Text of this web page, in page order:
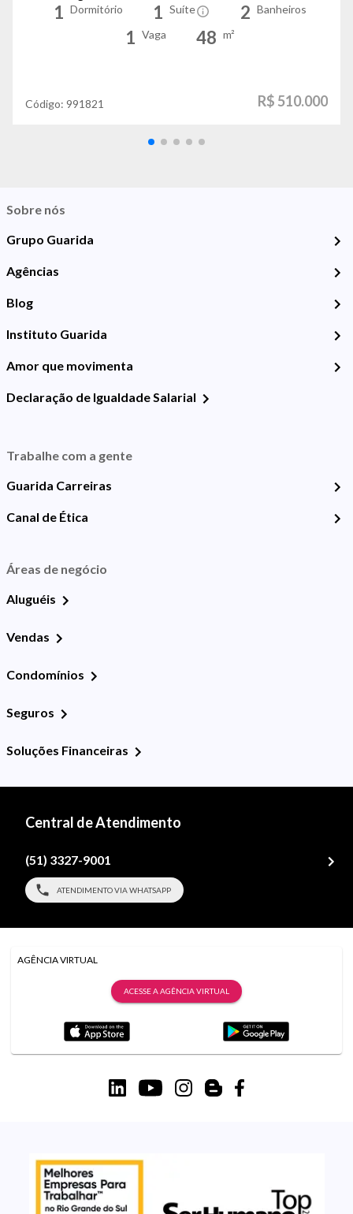
1 Dormitório 1 Suíte 2 Banheiros
1 Vaga 48 m²
Código: 991821 R$ 510.000
Sobre nós
Grupo Guarida
Agências
Blog
Instituto Guarida
Amor que movimenta
Declaração de Igualdade Salarial
Trabalhe com a gente
Guarida Carreiras
Canal de Ética
Áreas de negócio
Aluguéis
Vendas
Condomínios
Seguros
Soluções Financeiras
Central de Atendimento
(51) 3327-9001
ATENDIMENTO VIA WHATSAPP
AGÊNCIA VIRTUAL
ACESSE A AGÊNCIA VIRTUAL